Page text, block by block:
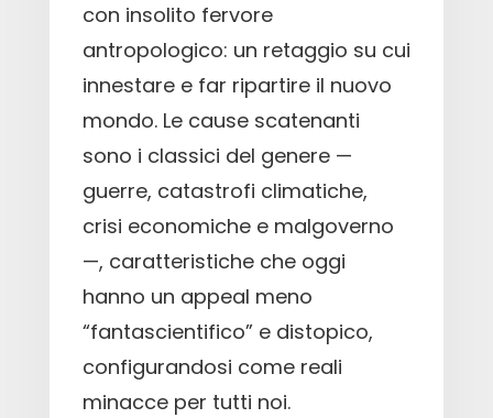
con insolito fervore
antropologico: un retaggio su cui
innestare e far ripartire il nuovo
mondo. Le cause scatenanti
sono i classici del genere —
guerre, catastrofi climatiche,
crisi economiche e malgoverno
—, caratteristiche che oggi
hanno un appeal meno
“fantascientifico” e distopico,
configurandosi come reali
minacce per tutti noi.